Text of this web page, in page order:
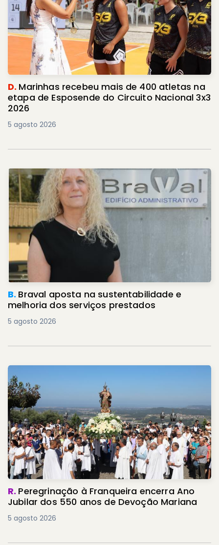
D. Marinhas recebeu mais de 400 atletas na
etapa de Esposende do Circuito Nacional 3x3
2026
5 agosto 2026
B. Braval aposta na sustentabilidade e
melhoria dos serviços prestados
5 agosto 2026
R. Peregrinação à Franqueira encerra Ano
Jubilar dos 550 anos de Devoção Mariana
5 agosto 2026